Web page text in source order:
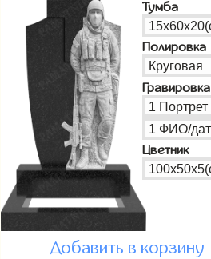
Тумба
Полировка
Гравировка
Цветник
Добавить в корзину